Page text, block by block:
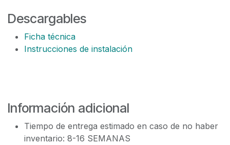
Descargables
Ficha técnica
Instrucciones de instalación
Información adicional
Tiempo de entrega estimado en caso de no haber
inventario: 8-16 SEMANAS